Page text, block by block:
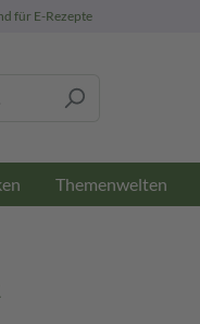
für E-Rezepte
Themenwelten